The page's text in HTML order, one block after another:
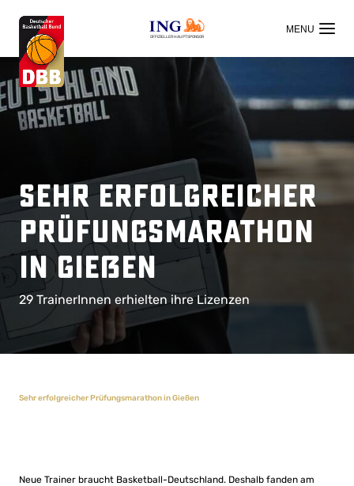
OFFIZIELLER HAUPTSPONSOR
Sehr erfolgreicher
Prüfungsmarathon
in Gießen
29 TrainerInnen erhielten ihre Lizenzen
Sehr erfolgreicher Prüfungsmarathon in Gießen
Neue Trainer braucht Basketball-Deutschland. Deshalb fanden am